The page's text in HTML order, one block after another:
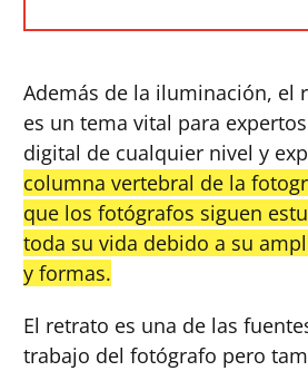
Además de la iluminación, el
es un tema vital para
digital de cualquier nivel y
columna vertebral de la
que los fotógrafos siguen
toda su vida debido a su
y formas.
El retrato es una de las
trabajo del fotógrafo pero